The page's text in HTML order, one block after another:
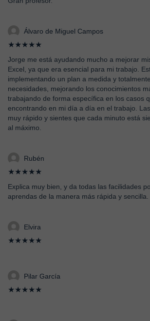
Álvaro de Miguel Campos
★★★★★
Jorge me está ayudando mucho a mejorar
Excel, ya que era esencial para mi trabajo.
implementando un plan a medida y
necesidades, mejorando los conocimientos
trabajando de forma específica en los casos
encontrando en mi día a día en el trabajo.
muy rápido y sientes que cada minuto está
al máximo.
Rubén
★★★★★
Explica muy bien, y da todas las facilidades
aprendas de la manera más rápida y sencilla.
Elvira
★★★★★
Pilar García
★★★★★